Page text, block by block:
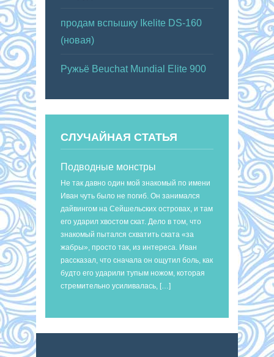
продам вспышку Ikelite DS-160
(новая)
Ружьё Beuchat Mundial Elite 900
СЛУЧАЙНАЯ СТАТЬЯ
Подводные монстры
Не так давно один мой знакомый по имени
Иван чуть было не погиб. Он занимался
дайвингом на Сейшельских островах, и там
его ударил хвостом скат. Дело в том, что
знакомый пытался схватить ската «за
жабры», просто так, из интереса. Иван
рассказал, что сначала он ощутил боль, как
будто его ударили тупым ножом, которая
стремительно усиливалась, […]